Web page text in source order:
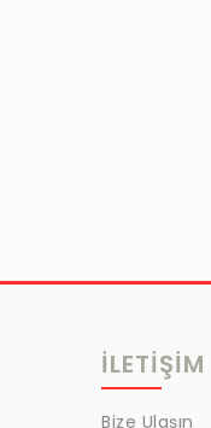
İLETİŞİM
Bize Ulaşın